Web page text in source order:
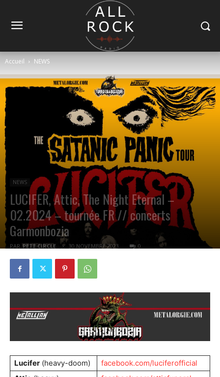
Accueil NEWS
NEWS
LUCIFER, Attic, The Night Eternal –
02.2024 – tournée FR // concerts
Garmonbozia
PAR PETE CIRCLE 30 NOVEMBRE 2023 0
Lucifer (heavy-doom)
facebook.com/luciferofficial